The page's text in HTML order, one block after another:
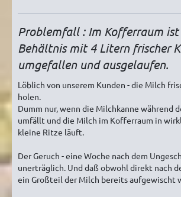
Problemfall : Im Kofferraum ist
Behältnis mit 4 Litern frischer
umgefallen und ausgelaufen.
Löblich von unserem Kunden - die Milch
holen.
Dumm nur, wenn die Milchkanne während
umfällt und die Milch im Kofferraum in
kleine Ritze läuft.
Der Geruch - eine Woche nach dem
unerträglich. Und daß obwohl direkt nach
ein Großteil der Milch bereits aufgewischt